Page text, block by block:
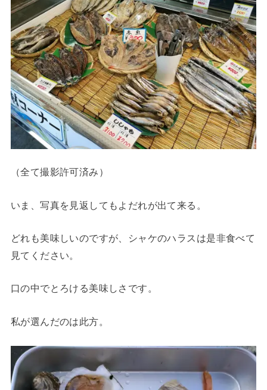
（全て撮影許可済み）
いま、写真を見返してもよだれが出て来る。
どれも美味しいのですが、シャケのハラスは是非食べて
見てください。
口の中でとろける美味しさです。
私が選んだのは此方。